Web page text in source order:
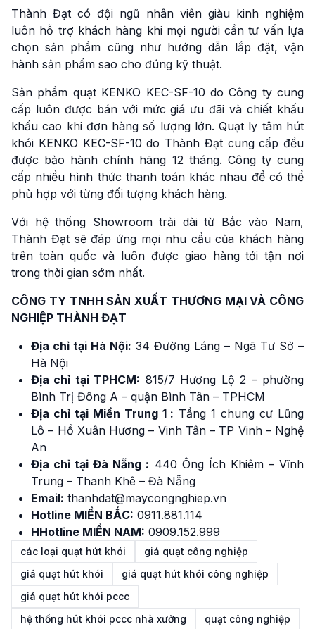
Thành Đạt có đội ngũ nhân viên giàu kinh nghiệm
luôn hỗ trợ khách hàng khi mọi người cần tư vấn lựa
chọn sản phẩm cũng như hướng dẫn lắp đặt, vận
hành sản phẩm sao cho đúng kỹ thuật.
Sản phẩm quạt KENKO KEC-SF-10 do Công ty cung
cấp luôn được bán với mức giá ưu đãi và chiết khấu
khấu cao khi đơn hàng số lượng lớn. Quạt ly tâm hút
khói KENKO KEC-SF-10 do Thành Đạt cung cấp đều
được bảo hành chính hãng 12 tháng. Công ty cung
cấp nhiều hình thức thanh toán khác nhau để có thể
phù hợp với từng đối tượng khách hàng.
Với hệ thống Showroom trải dài từ Bắc vào Nam,
Thành Đạt sẽ đáp ứng mọi nhu cầu của khách hàng
trên toàn quốc và luôn được giao hàng tới tận nơi
trong thời gian sớm nhất.
CÔNG TY TNHH SẢN XUẤT THƯƠNG MẠI VÀ CÔNG
NGHIỆP THÀNH ĐẠT
Địa chỉ tại Hà Nội: 34 Đường Láng – Ngã Tư Sở –
Hà Nội
Địa chỉ tại TPHCM: 815/7 Hương Lộ 2 – phường
Bình Trị Đông A – quận Bình Tân – TPHCM
Địa chỉ tại Miền Trung 1 : Tầng 1 chung cư Lũng
Lô – Hồ Xuân Hương – Vinh Tân – TP Vinh – Nghệ
An
Địa chỉ tại Đà Nẵng : 440 Ông Ích Khiêm – Vĩnh
Trung – Thanh Khê – Đà Nẵng
Email: thanhdat@maycongnghiep.vn
Hotline MIỀN BẮC: 0911.881.114
HHotline MIỀN NAM: 0909.152.999
các loại quạt hút khói
giá quạt công nghiệp
giá quạt hút khói
giá quạt hút khói công nghiệp
giá quạt hút khói pccc
hệ thống hút khói pccc nhà xưởng
quạt công nghiệp